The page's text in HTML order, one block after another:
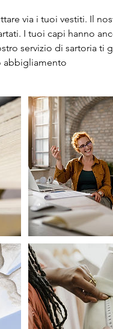
via i tuoi vestiti. Il
I tuoi capi hanno
servizio di sartoria ti
abbigliamento